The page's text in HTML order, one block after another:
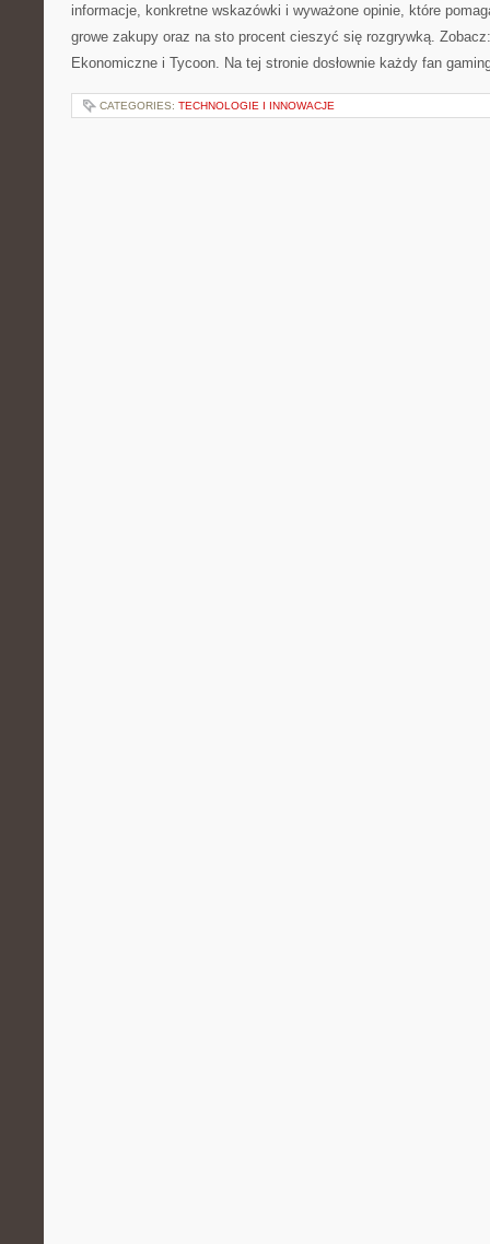
informacje, konkretne wskazówki i wyważone opinie, które
growe zakupy oraz na sto procent cieszyć się rozgrywką.
Ekonomiczne i Tycoon. Na tej stronie dosłownie każdy fan
CATEGORIES: TECHNOLOGIE I INNOWACJE